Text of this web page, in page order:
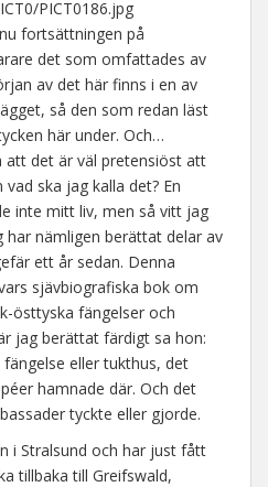
PICT0186.jpg
fortsättningen på
det som omfattades av
av det här finns i en av
så den som redan läst
här under. Och…
att det är väl pretensiöst att
ska jag kalla det? En
inte mitt liv, men så vitt jag
nämligen berättat delar av
ett år sedan. Denna
sjävbiografiska bok om
östtyska fängelser och
jag berättat färdigt sa hon:
eller tukthus, det
hamnade där. Och det
tyckte eller gjorde.
i Stralsund och har just fått
tillbaka till Greifswald,